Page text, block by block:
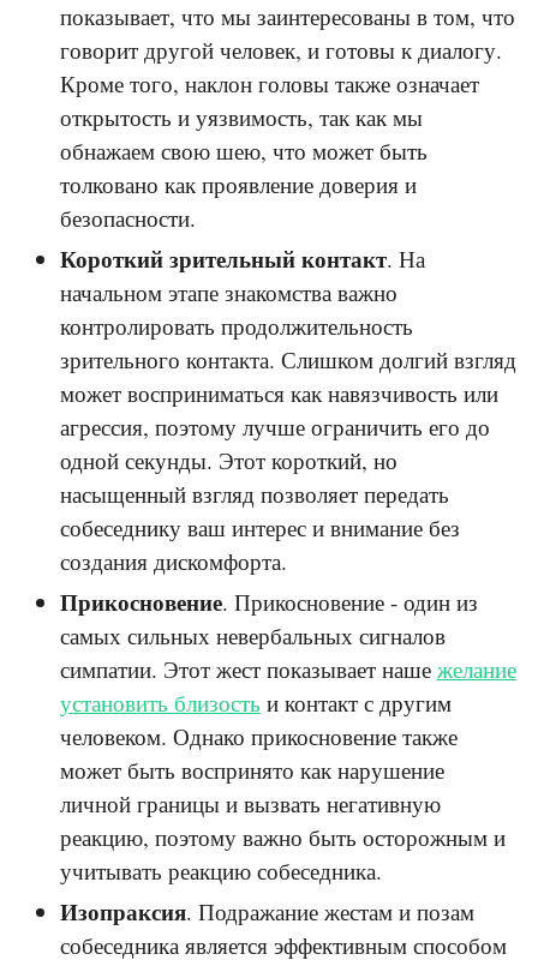
показывает, что мы заинтересованы в том, что
говорит другой человек, и готовы к диалогу.
Кроме того, наклон головы также означает
открытость и уязвимость, так как мы
обнажаем свою шею, что может быть
толковано как проявление доверия и
безопасности.
Короткий зрительный контакт. На
начальном этапе знакомства важно
контролировать продолжительность
зрительного контакта. Слишком долгий взгляд
может восприниматься как навязчивость или
агрессия, поэтому лучше ограничить его до
одной секунды. Этот короткий, но
насыщенный взгляд позволяет передать
собеседнику ваш интерес и внимание без
создания дискомфорта.
Прикосновение. Прикосновение - один из
самых сильных невербальных сигналов
симпатии. Этот жест показывает наше желание
установить близость и контакт с другим
человеком. Однако прикосновение также
может быть воспринято как нарушение
личной границы и вызвать негативную
реакцию, поэтому важно быть осторожным и
учитывать реакцию собеседника.
Изопраксия. Подражание жестам и позам
собеседника является эффективным способом